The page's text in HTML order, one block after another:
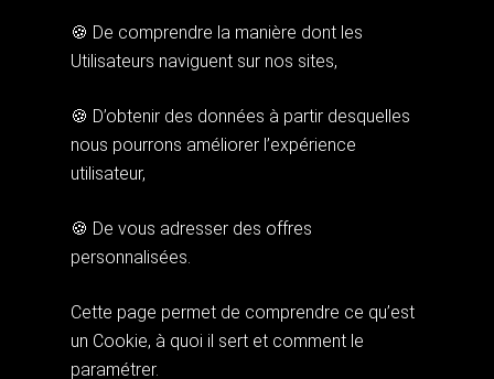
🍪 De comprendre la manière dont les
Utilisateurs naviguent sur nos sites,
🍪 D’obtenir des données à partir desquelles
nous pourrons améliorer l’expérience
utilisateur,
🍪 De vous adresser des offres
personnalisées.
Cette page permet de comprendre ce qu’est
un Cookie, à quoi il sert et comment le
paramétrer.